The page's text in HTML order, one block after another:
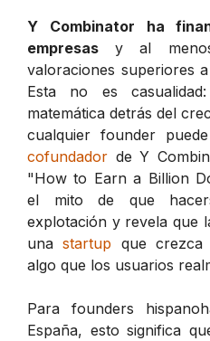
Y Combinator ha
empresas y al
valoraciones superiores
Esta no es
matemática detrás del
cualquier founder
cofundador de Y
"How to Earn a Billion
el mito de que
explotación y revela que
unastartup que crezca
algo que los usuarios
Para founders
España, esto significa